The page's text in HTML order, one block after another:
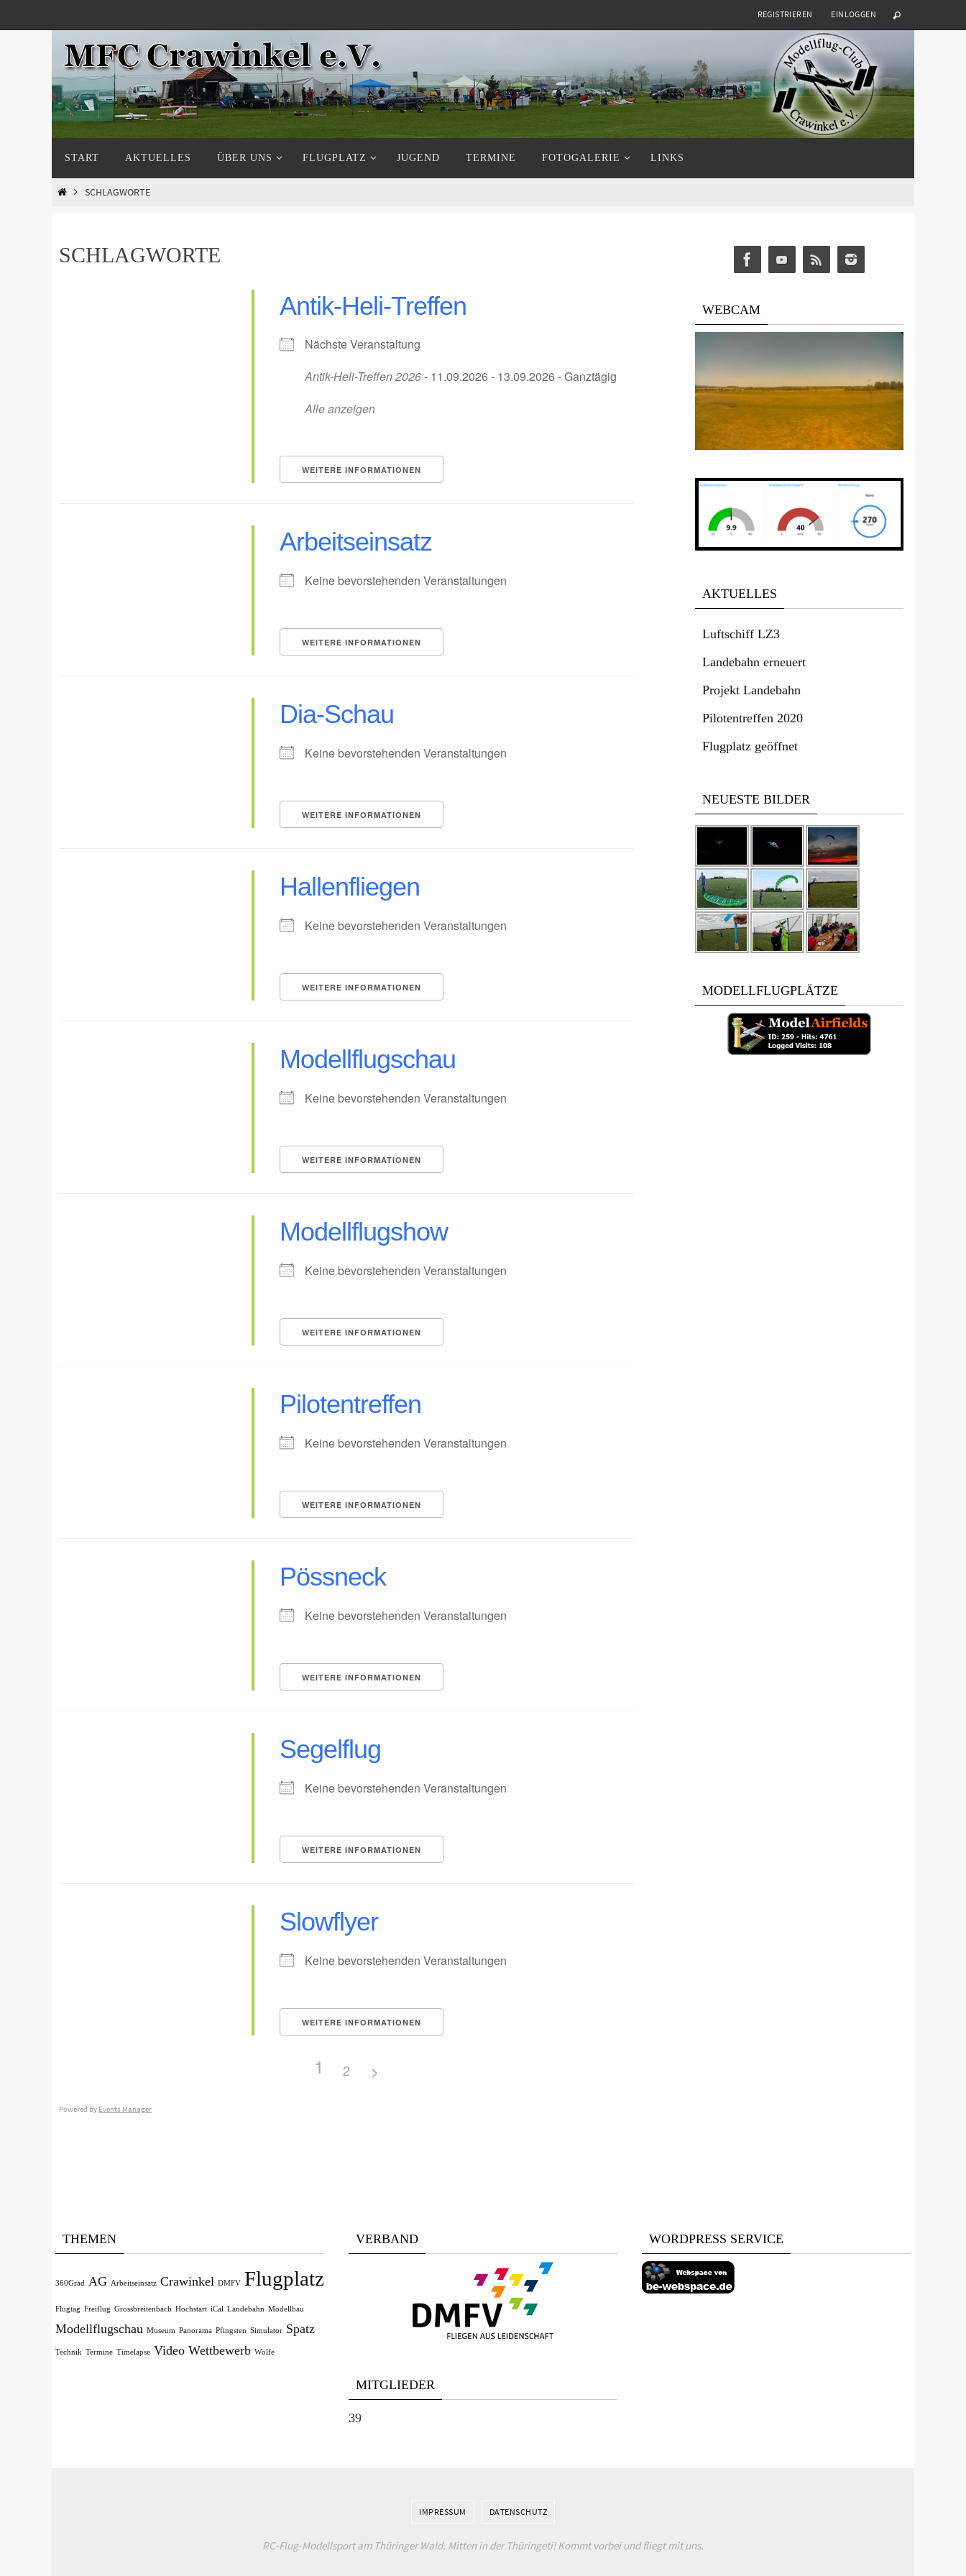
Inhalt
REGISTRIEREN EINLOGGEN
Inhalt
springen
START AKTUELLES ÜBER UNS FLUGPLATZ JUGEND TERMINE FOTOGALERIE LINKS
STARTSCHLAGWORTE
SCHLAGWORTE
Antik-Heli-Treffen
Nächste Veranstaltung
Antik-Heli-Treffen 2026- 11.09.2026 - 13.09.2026 - Ganztägig
Alle anzeigen
WEITERE INFORMATIONEN
Arbeitseinsatz
Keine bevorstehenden Veranstaltungen
WEITERE INFORMATIONEN
Dia-Schau
Keine bevorstehenden Veranstaltungen
WEITERE INFORMATIONEN
Hallenfliegen
Keine bevorstehenden Veranstaltungen
WEITERE INFORMATIONEN
Modellflugschau
Keine bevorstehenden Veranstaltungen
WEITERE INFORMATIONEN
Modellflugshow
Keine bevorstehenden Veranstaltungen
WEITERE INFORMATIONEN
Pilotentreffen
Keine bevorstehenden Veranstaltungen
WEITERE INFORMATIONEN
Pössneck
Keine bevorstehenden Veranstaltungen
WEITERE INFORMATIONEN
Segelflug
Keine bevorstehenden Veranstaltungen
WEITERE INFORMATIONEN
Slowflyer
Keine bevorstehenden Veranstaltungen
WEITERE INFORMATIONEN
1 2
Powered by Events Manager
WEBCAM
AKTUELLES
Luftschiff LZ3
Landebahn erneuert
Projekt Landebahn
Pilotentreffen 2020
Flugplatz geöffnet
NEUESTE BILDER
MODELLFLUGPLÄTZE
THEMEN
360Grad AG Arbeitseinsatz Crawinkel DMFV Flugplatz
Flugtag Freiflug Grossbreitenbach Hochstart iCal Landebahn Modellbau
Modellflugschau Museum Panorama Pfingsten Simulator Spatz
Technik Termine Timelapse Video Wettbewerb Wölfe
VERBAND
MITGLIEDER
39
WORDPRESS SERVICE
IMPRESSUM DATENSCHUTZ
RC-Flug-Modellsport am Thüringer Wald. Mitten in der Thüringeti! Kommt vorbei und fliegt mit uns.